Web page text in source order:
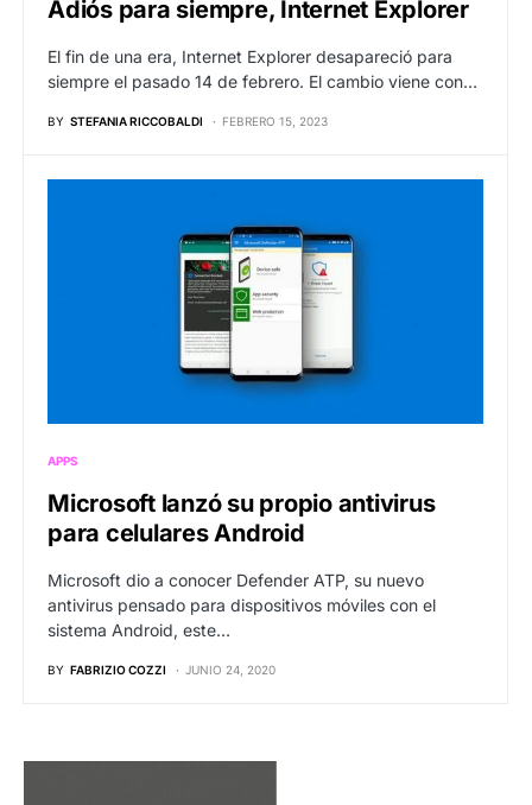
Adiós para siempre, Internet Explorer
El fin de una era, Internet Explorer desapareció para
siempre el pasado 14 de febrero. El cambio viene con…
BY STEFANIA RICCOBALDI FEBRERO 15, 2023
APPS
Microsoft lanzó su propio antivirus
para celulares Android
Microsoft dio a conocer Defender ATP, su nuevo
antivirus pensado para dispositivos móviles con el
sistema Android, este…
BY FABRIZIO COZZI JUNIO 24, 2020